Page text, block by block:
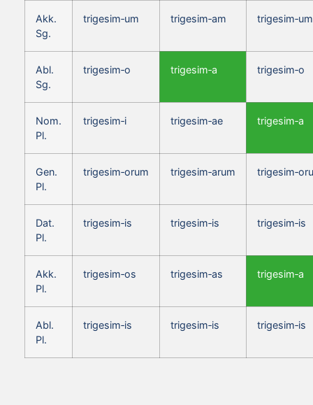
Akk.
Sg.
trigesim‑um trigesim‑am trigesim‑um
Abl.
Sg.
trigesim‑o trigesim‑a trigesim‑o
Nom.
Pl.
trigesim‑i trigesim‑ae trigesim‑a
Gen.
Pl.
trigesim‑orum trigesim‑arum
Dat.
Pl.
trigesim‑is trigesim‑is trigesim‑is
Akk.
Pl.
trigesim‑os trigesim‑as trigesim‑a
Abl.
Pl.
trigesim‑is trigesim‑is trigesim‑is